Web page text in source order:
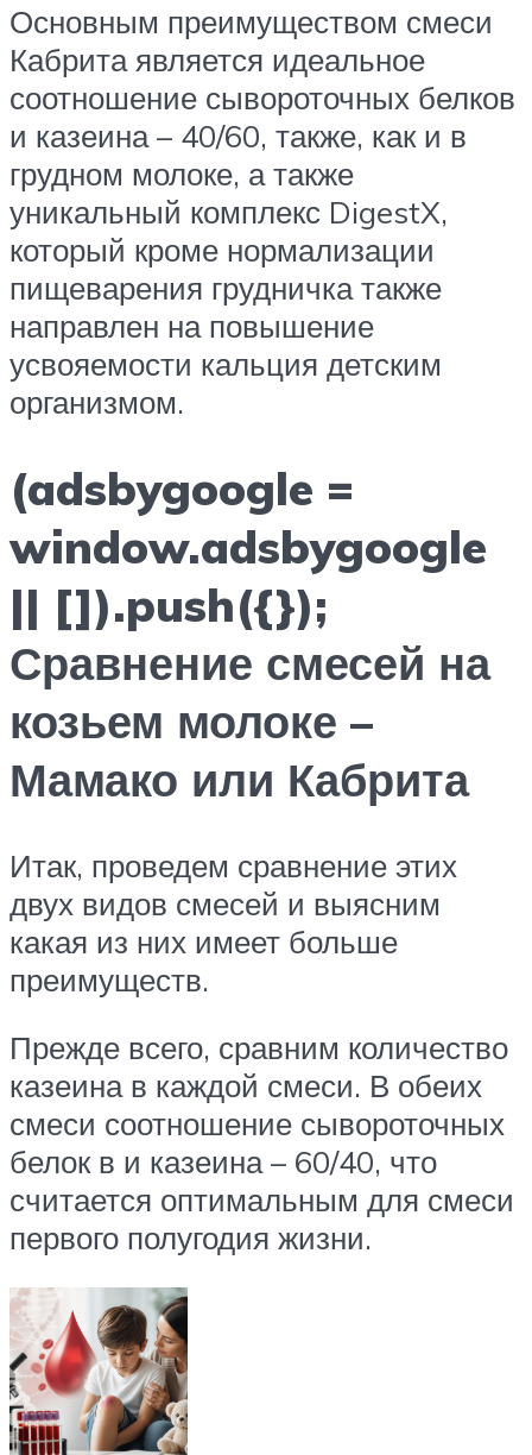
Основным преимуществом смеси
Кабрита является идеальное
соотношение сывороточных белков
и казеина – 40/60, также, как и в
грудном молоке, а также
уникальный комплекс DigestX,
который кроме нормализации
пищеварения грудничка также
направлен на повышение
усвояемости кальция детским
организмом.
(adsbygoogle =
window.adsbygoogle
|| []).push({});
Сравнение смесей на
козьем молоке –
Мамако или Кабрита
Итак, проведем сравнение этих
двух видов смесей и выясним
какая из них имеет больше
преимуществ.
Прежде всего, сравним количество
казеина в каждой смеси. В обеих
смеси соотношение сывороточных
белок в и казеина – 60/40, что
считается оптимальным для смеси
первого полугодия жизни.